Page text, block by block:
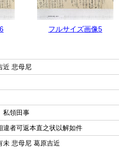
フルサイズ画像5
近 悲母尼
領田事
違者可返本直之状以解如件
未 悲母尼 葛原吉近